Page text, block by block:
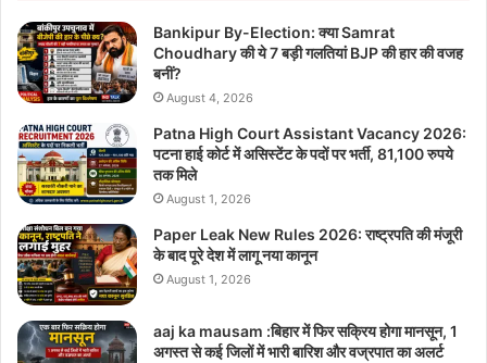
Bankipur By-Election: क्या Samrat
Choudhary की ये 7 बड़ी गलतियां BJP की हार की वजह
बनीं?
August 4, 2026
Patna High Court Assistant Vacancy 2026:
पटना हाई कोर्ट में असिस्टेंट के पदों पर भर्ती, 81,100 रुपये
तक मिले
August 1, 2026
Paper Leak New Rules 2026: राष्ट्रपति की मंजूरी
के बाद पूरे देश में लागू नया कानून
August 1, 2026
aaj ka mausam :बिहार में फिर सक्रिय होगा मानसून, 1
अगस्त से कई जिलों में भारी बारिश और वज्रपात का अलर्ट